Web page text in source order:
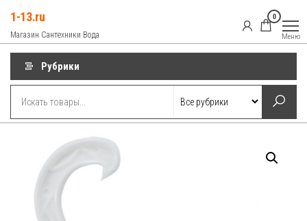
содержимому
1-13.ru
Магазин Сантехники Вода
0
Меню
Рубрики